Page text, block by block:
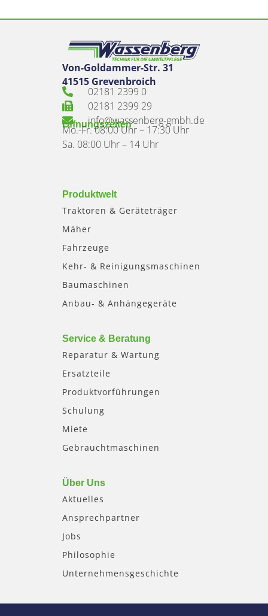
Von-Goldammer-Str. 31
41515 Grevenbroich
02181 2399 0
02181 2399 29
info@wassenberg-gmbh.de
Öffnungszeiten
Mo.-Fr. 08:00 Uhr – 17:30 Uhr
Sa. 08:00 Uhr – 14 Uhr
Produktwelt
Traktoren & Geräteträger
Mäher
Fahrzeuge
Kehr- & Reinigungsmaschinen
Baumaschinen
Anbau- & Anhängegeräte
Service & Beratung
Reparatur & Wartung
Ersatzteile
Produktvorführungen
Schulung
Miete
Gebrauchtmaschinen
Über Uns
Aktuelles
Ansprechpartner
Jobs
Philosophie
Unternehmensgeschichte